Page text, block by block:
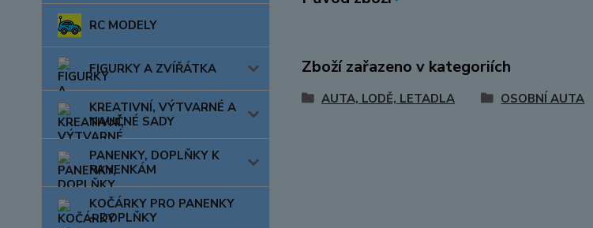
RC MODELY
FIGURKY A ZVÍŘÁTKA
KREATIVNÍ, VÝTVARNÉ A
NAUČNÉ SADY
PANENKY, DOPLŇKY K
PANENKÁM
KOČÁRKY PRO PANENKY
+ DOPLŇKY
Zboží zařazeno v kategoriích
AUTA, LODĚ, LETADLA OSOBNÍ AUTA